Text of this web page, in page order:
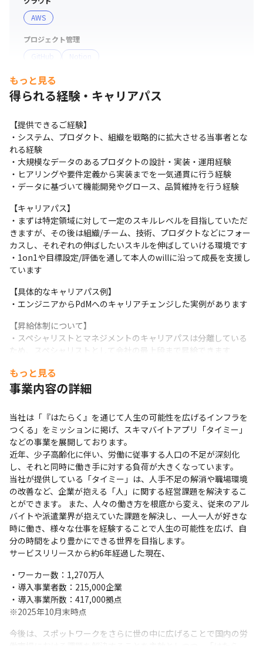
を設置しています。
具体的な制度の一部をご紹介します。
・在宅環境を自分好みに整えられるリモートHQ制度
ス制度
・世界中のカンファレンス参加を支援するKaigi Pass制度
・最大300万円、勤務年数に応じて返済不要のエンジニア
奨学金制度
DevEnable室に込めた思いについても記載していますの
で、よろしければぜひ下記URLも御覧ください。
https://product-recruit.timee.co.jp/tde10
【開発環境】
Backend
・開発言語: Ruby 4.0系
・フレームワーク: Ruby on Rails 8.0系、RSpec
・アーキテクチャ: Modular Monolith
・データストア: MySQL8.0系、Redis
・ツール: Docker、OpenAPI、GitHub Actions、AWS、
Terraform、Datadog、Sentry
・AWS：ECS Fargate, Aurora, RDS, S3, ElastiCache,
CloudFront, etc…
・Google Cloud（一部サービス）
・IaC：Terraform
Monitoring
・Datadog, Sentry
CI/CD
・GitHub Actions, Dependabot, ecspresso
その他
・AIエージェント・LLMツール：
- 開発支援: GitHub Copilot Coding Agent, Devin, Cursor,
Claude Code
- 開発基盤・運用: Vertex AI, LiteLLM, MLflow, Datadog
LLM Observability
- その他: Gemini, NotebookLM, NotionAI
・コード管理：GitHub
・ コミュニケーションツール：Slack, Notion
・その他：Twilio, ImageFlux, OneSignal, Figma etc…
AWS
プロジェクト管理
GitHub
Notion
コミュニケーションツール
Slack
Mac
もっと見る
得られる経験・キャリアパス
【提供できるご経験】
・システム、プロダクト、組織を戦略的に拡大させる当事者とな
れる経験
・大規模なデータのあるプロダクトの設計・実装・運用経験
・ヒアリングや要件定義から実装までを一気通貫に行う経験
・データに基づいて機能開発やグロース、品質維持を行う経験
【キャリアパス】
・まずは特定領域に対して一定のスキルレベルを目指していただ
きますが、その後は組織/チーム、技術、プロダクトなどにフォー
カスし、それぞれの伸ばしたいスキルを伸ばしていける環境です
・1on1や目標設定/評価を通して本人のwillに沿って成長を支援し
ています
【具体的なキャリアパス例】
・エンジニアからPdMへのキャリアチェンジした実例があります
【昇給体制について】
・スペシャリストとマネジメントのキャリアパスは分離している
ため、スペシャリストとして会社の最上段まで昇給できます
【入社後の流れについて】
・全社オンボーディングを3日間実施後、開発組織全体オンボーデ
ィングを1時間実施、その後は各チームでのオンボーディングに移
・新入社員にはメンターがつき、職能ごとのスコープの狭い開発
を数件実施した後、スクラムに合流し、開発を行っていきます
・業務の説明は同じチームの同じ職種のエンジニアで、都度質問
ができる環境です
※参考記事はこちら
https://productpr.timee.co.jp/n/n46122cd3ec6b
もっと見る
事業内容の詳細
当社は「『はたらく』を通じて人生の可能性を広げるインフラを
つくる」をミッションに掲げ、スキマバイトアプリ「タイミー」
などの事業を展開しております。
近年、少子高齢化に伴い、労働に従事する人口の不足が深刻化
し、それと同時に働き手に対する負荷が大きくなっています。
当社が提供している「タイミー」は、人手不足の解消や職場環境
の改善など、企業が抱える「人」に関する経営課題を解決するこ
とができます。 また、人々の働き方を根底から変え、従来のアル
バイトや派遣業界が抱えていた課題を解決し、一人一人が好きな
時に働き、様々な仕事を経験することで人生の可能性を広げ、自
分の時間をより豊かにできる世界を目指します。
サービスリリースから約6年経過した現在、
・ワーカー数：1,270万人
・導入事業者数：215,000企業
・導入事業所数：417,000拠点
※2025年10月末時点
今後は、スポットワークをさらに世の中に広げることで国内の労